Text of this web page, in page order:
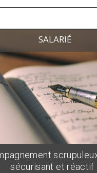
SALARIÉ
sécurisant et réactif